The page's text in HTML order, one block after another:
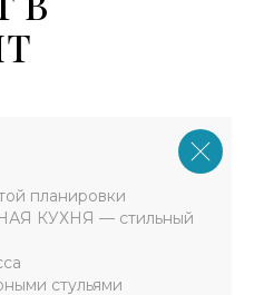
планировки
КУХНЯ — стильный
стульями